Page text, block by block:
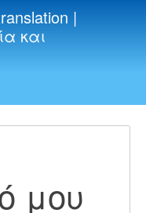
|
και
μου